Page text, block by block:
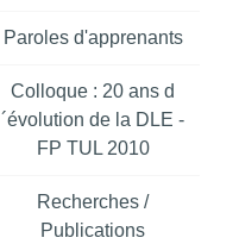
Paroles d'apprenants
Colloque : 20 ans d
´évolution de la DLE -
FP TUL 2010
Recherches /
Publications